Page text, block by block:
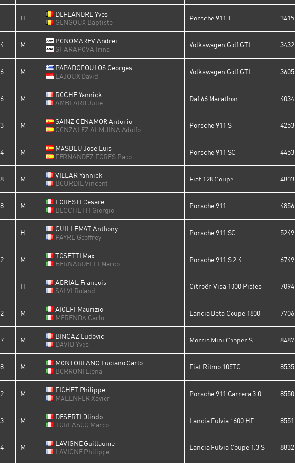
H
DEFLANDRE Yves
GENGOUX Baptiste
Porsche 911 T 3415
M
PONOMAREV Andrei
SHARAPOVA Irina
Volkswagen Golf GTI 3432
M
PAPADOPOULOS Georges
LAJOUX David
Volkswagen Golf GTI 3605
M
ROCHE Yannick
AMBLARD Julie
Daf 66 Marathon 4034
M
SAINZ CENAMOR Antonio
GONZALEZ ALMUIÑA Adolfo
Porsche 911 S 4253
M
MASDEU Jose Luis
FERNANDEZ FORES Paco
Porsche 911 SC 4453
M
VILLAR Yannick
BOURDIL Vincent
Fiat 128 Coupe 4803
M
FORESTI Cesare
BECCHETTI Giorgio
Porsche 911 4856
H
GUILLEMAT Anthony
PAYRE Geoffrey
Porsche 911 SC 5249
M
TOSETTI Max
BERNARDELLI Marco
Porsche 911 S 2.4 6749
H
ABRIAL François
SALVI Roland
Citroën Visa 1000 Pistes 7094
M
AIOLFI Maurizio
MERENDA Carlo
Lancia Beta Coupe 1800 7706
M
BINCAZ Ludovic
DAVID Yves
Morris Mini Cooper S 8487
M
MONTORFANO Luciano Carlo
BORRONI Elena
Fiat Ritmo 105TC 8535
M
FICHET Philippe
MALENFER Xavier
Porsche 911 Carrera 3.0 8550
M
DESERTI Olindo
TORLASCO Marco
Lancia Fulvia 1600 HF 8551
M
LAVIGNE Guillaume
LAVIGNE Philippe
Lancia Fulvia Coupe 1.3 S 8832